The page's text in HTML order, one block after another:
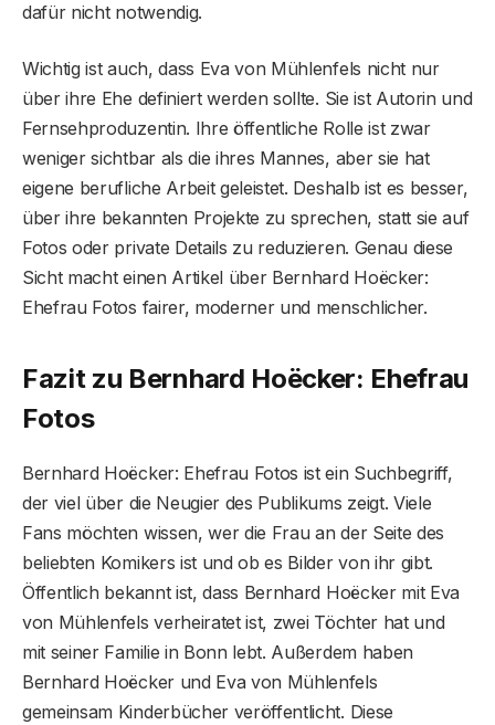
dafür nicht notwendig.
Wichtig ist auch, dass Eva von Mühlenfels nicht nur
über ihre Ehe definiert werden sollte. Sie ist Autorin und
Fernsehproduzentin. Ihre öffentliche Rolle ist zwar
weniger sichtbar als die ihres Mannes, aber sie hat
eigene berufliche Arbeit geleistet. Deshalb ist es besser,
über ihre bekannten Projekte zu sprechen, statt sie auf
Fotos oder private Details zu reduzieren. Genau diese
Sicht macht einen Artikel über Bernhard Hoëcker:
Ehefrau Fotos fairer, moderner und menschlicher.
Fazit zu Bernhard Hoëcker: Ehefrau
Fotos
Bernhard Hoëcker: Ehefrau Fotos ist ein Suchbegriff,
der viel über die Neugier des Publikums zeigt. Viele
Fans möchten wissen, wer die Frau an der Seite des
beliebten Komikers ist und ob es Bilder von ihr gibt.
Öffentlich bekannt ist, dass Bernhard Hoëcker mit Eva
von Mühlenfels verheiratet ist, zwei Töchter hat und
mit seiner Familie in Bonn lebt. Außerdem haben
Bernhard Hoëcker und Eva von Mühlenfels
gemeinsam Kinderbücher veröffentlicht. Diese